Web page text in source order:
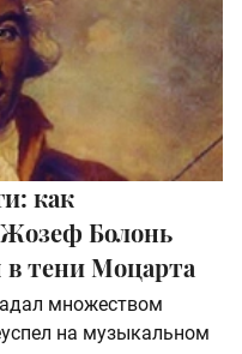
как
Болонь
в тени Моцарта
множеством
на музыкальном